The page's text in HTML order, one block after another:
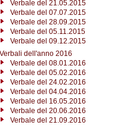
Verbale del 21.05.2015
Verbale del 07.07.2015
Verbale del 28.09.2015
Verbale del 05.11.2015
Verbale del 09.12.2015
Verbali dell'anno 2016
Verbale del 08.01.2016
Verbale del 05.02.2016
Verbale del 24.02.2016
Verbale del 04.04.2016
Verbale del 16.05.2016
Verbale del 20.06.2016
Verbale del 21.09.2016